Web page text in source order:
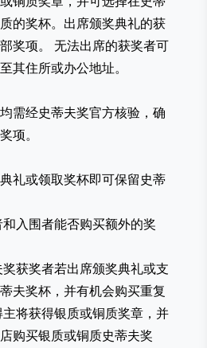
的奖杯。出席颁奖典礼的获
奖项。 无法出席的获奖者可
其住所或办公地址。
需经史蒂夫奖官方核验，确
项。
礼或领取奖杯即可保留史蒂
入围者能否购买额外的奖
获奖者若出席颁奖典礼或支
夫奖杯，并有机会购买重复
将获得银质或铜质奖章，并
购买银质或铜质史蒂夫奖